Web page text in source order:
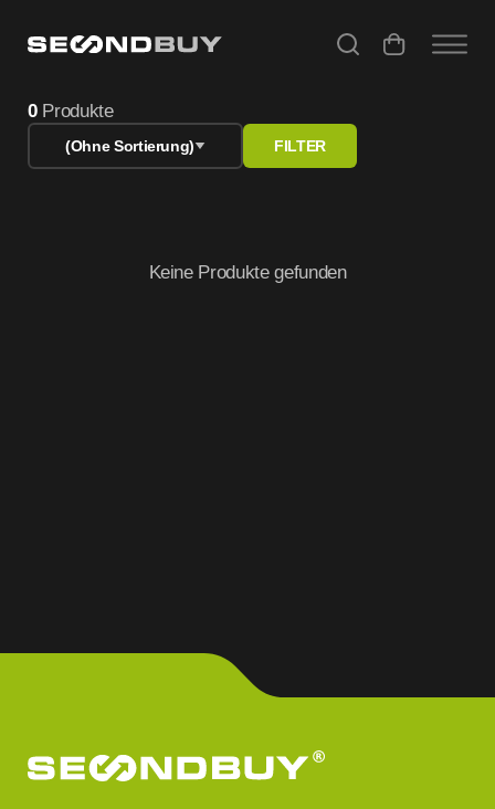
0Produkte
(Ohne Sortierung) FILTER
Keine Produkte gefunden